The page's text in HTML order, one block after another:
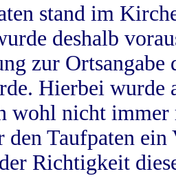
stand im
deshalb
zur
Hierbei wurde
wohl nicht
den Taufpaten
Richtigkeit